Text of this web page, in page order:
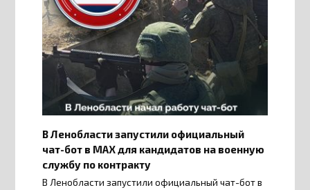
В Ленобласти запустили официальный
чат-бот в МАХ для кандидатов на военную
службу по контракту
В Ленобласти запустили официальный чат-бот в